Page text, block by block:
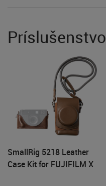
Príslušenstvo
SmallRig 5218 Leather
Case Kit for FUJIFILM X